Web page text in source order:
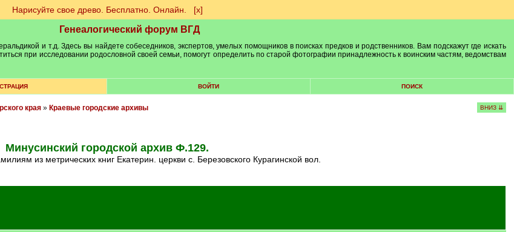
Нарисуйте свое древо. Бесплатно. Онлайн. [х]
Генеалогический форум ВГД
и т.д. Здесь вы найдете собеседников, экспертов, умелых помощников в поисках предков и родственников. Вам подскажут где искать
при исследовании родословной своей семьи, помогут определить по старой фотографии принадлежность к воинским частям, ведомствам
ВОЙТИ ПОИСК
края» Краевые городские архивы ВНИЗ ⇊
Минусинский городской архив Ф.129.
из метрических книг Екатерин. церкви с. Березовского Курагинской вол.